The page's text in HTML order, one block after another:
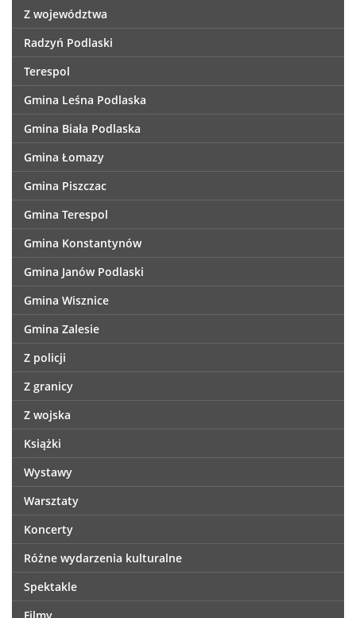
Z województwa
Radzyń Podlaski
Terespol
Gmina Leśna Podlaska
Gmina Biała Podlaska
Gmina Łomazy
Gmina Piszczac
Gmina Terespol
Gmina Konstantynów
Gmina Janów Podlaski
Gmina Wisznice
Gmina Zalesie
Z policji
Z granicy
Z wojska
Książki
Wystawy
Warsztaty
Koncerty
Różne wydarzenia kulturalne
Spektakle